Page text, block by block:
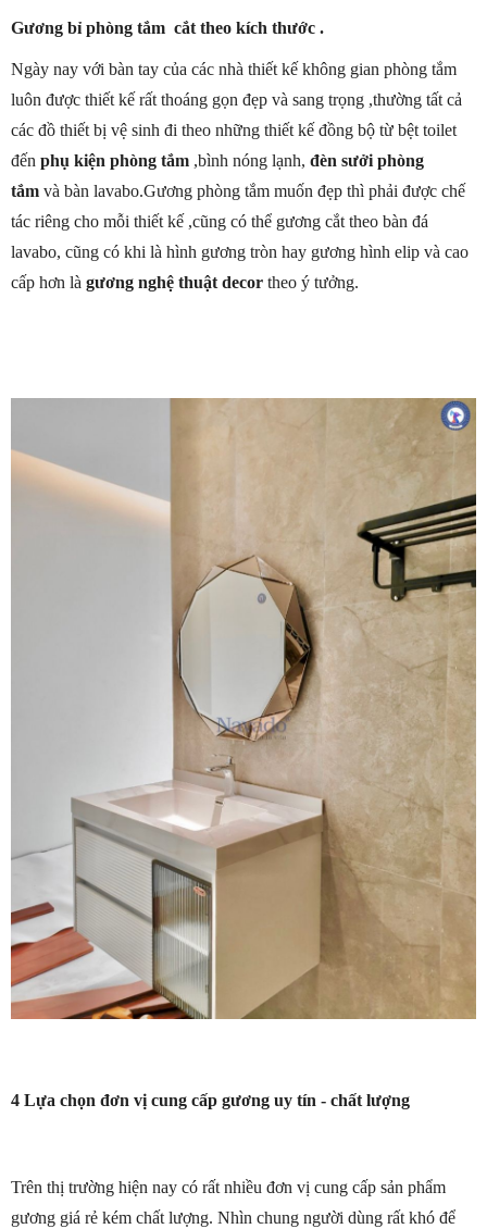
Gương bỉ phòng tắm cắt theo kích thước .
Ngày nay với bàn tay của các nhà thiết kế không gian phòng tắm
luôn được thiết kế rất thoáng gọn đẹp và sang trọng ,thường tất cả
các đồ thiết bị vệ sinh đi theo những thiết kế đồng bộ từ bệt toilet
đến phụ kiện phòng tắm ,bình nóng lạnh, đèn sưởi phòng
tắm và bàn lavabo.Gương phòng tắm muốn đẹp thì phải được chế
tác riêng cho mỗi thiết kế ,cũng có thể gương cắt theo bàn đá
lavabo, cũng có khi là hình gương tròn hay gương hình elip và cao
cấp hơn là gương nghệ thuật decor theo ý tưởng.
4 Lựa chọn đơn vị cung cấp gương uy tín - chất lượng
Trên thị trường hiện nay có rất nhiều đơn vị cung cấp sản phẩm
gương giá rẻ kém chất lượng. Nhìn chung người dùng rất khó để